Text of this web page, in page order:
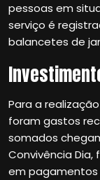
pessoas em
serviço é
balancetes de
Para a
foram gastos
somados
Convivência Dia,
em pagamentos